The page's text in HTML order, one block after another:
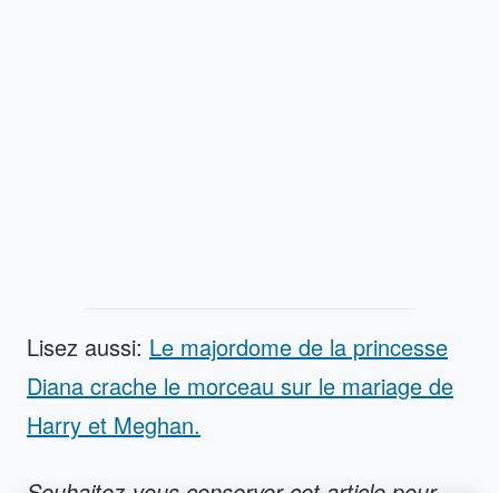
Lisez aussi: Le majordome de la princesse
Diana crache le morceau sur le mariage de
Harry et Meghan.